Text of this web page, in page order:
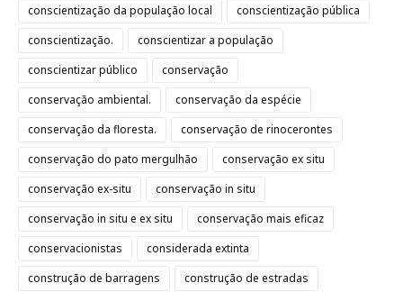
conscientização da população local
conscientização pública
conscientização.
conscientizar a população
conscientizar público
conservação
conservação ambiental.
conservação da espécie
conservação da floresta.
conservação de rinocerontes
conservação do pato mergulhão
conservação ex situ
conservação ex-situ
conservação in situ
conservação in situ e ex situ
conservação mais eficaz
conservacionistas
considerada extinta
construção de barragens
construção de estradas